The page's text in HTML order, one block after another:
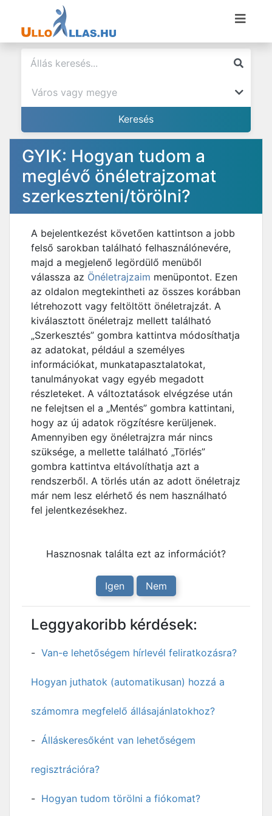
GYIK: Hogyan tudom a
meglévő önéletrajzomat
szerkeszteni/törölni?
A bejelentkezést követően kattintson a jobb
felső sarokban található felhasználónevére,
majd a megjelenő legördülő menüből
válassza az Önéletrajzaim menüpontot. Ezen
az oldalon megtekintheti az összes korábban
létrehozott vagy feltöltött önéletrajzát. A
kiválasztott önéletrajz mellett található
„Szerkesztés” gombra kattintva módosíthatja
az adatokat, például a személyes
információkat, munkatapasztalatokat,
tanulmányokat vagy egyéb megadott
részleteket. A változtatások elvégzése után
ne felejtsen el a „Mentés” gombra kattintani,
hogy az új adatok rögzítésre kerüljenek.
Amennyiben egy önéletrajzra már nincs
szüksége, a mellette található „Törlés”
gombra kattintva eltávolíthatja azt a
rendszerből. A törlés után az adott önéletrajz
már nem lesz elérhető és nem használható
fel jelentkezésekhez.
Hasznosnak találta ezt az információt?
Igen Nem
Leggyakoribb kérdések:
Van-e lehetőségem hírlevél feliratkozásra?
Hogyan juthatok (automatikusan) hozzá a
számomra megfelelő állásajánlatokhoz?
Álláskeresőként van lehetőségem
regisztrációra?
Hogyan tudom törölni a fiókomat?